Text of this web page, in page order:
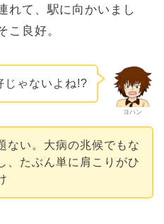
れて、駅に向かいまし
こ良好。
ヨハン
じゃないよね!?
ない。大病の兆候でもな
、たぶん単に肩こりがひ